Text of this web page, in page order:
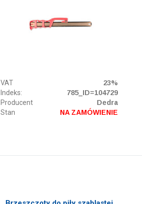
VAT
23%
Indeks:
785_ID=104729
Producent
Dedra
Stan
NA ZAMÓWIENIE